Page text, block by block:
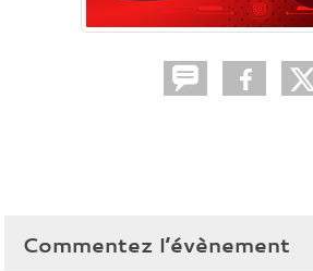
Commentez l’évènement